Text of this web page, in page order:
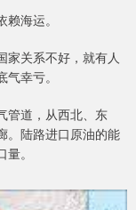
海运。
家关系不好，就有人
幸亏。
管道，从西北、东
。陆路进口原油的能
。